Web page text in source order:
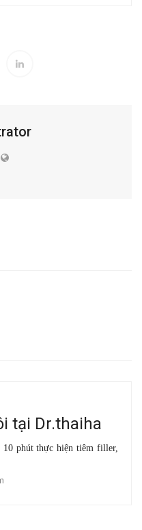
tại Dr.thaiha
phút thực hiện tiêm filler,